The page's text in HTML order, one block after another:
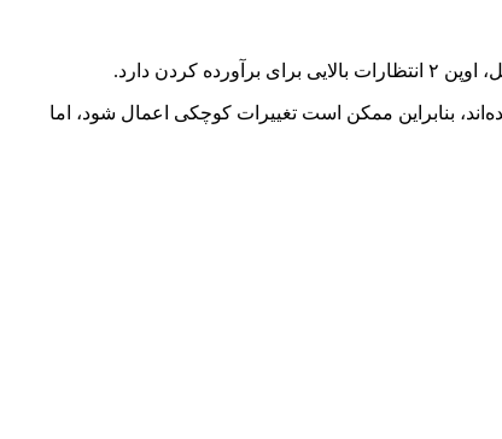
در مراحل پایانی تهیه شده‌اند، بنابراین ممکن است تغییرات کوچکی اعمال شود، اما